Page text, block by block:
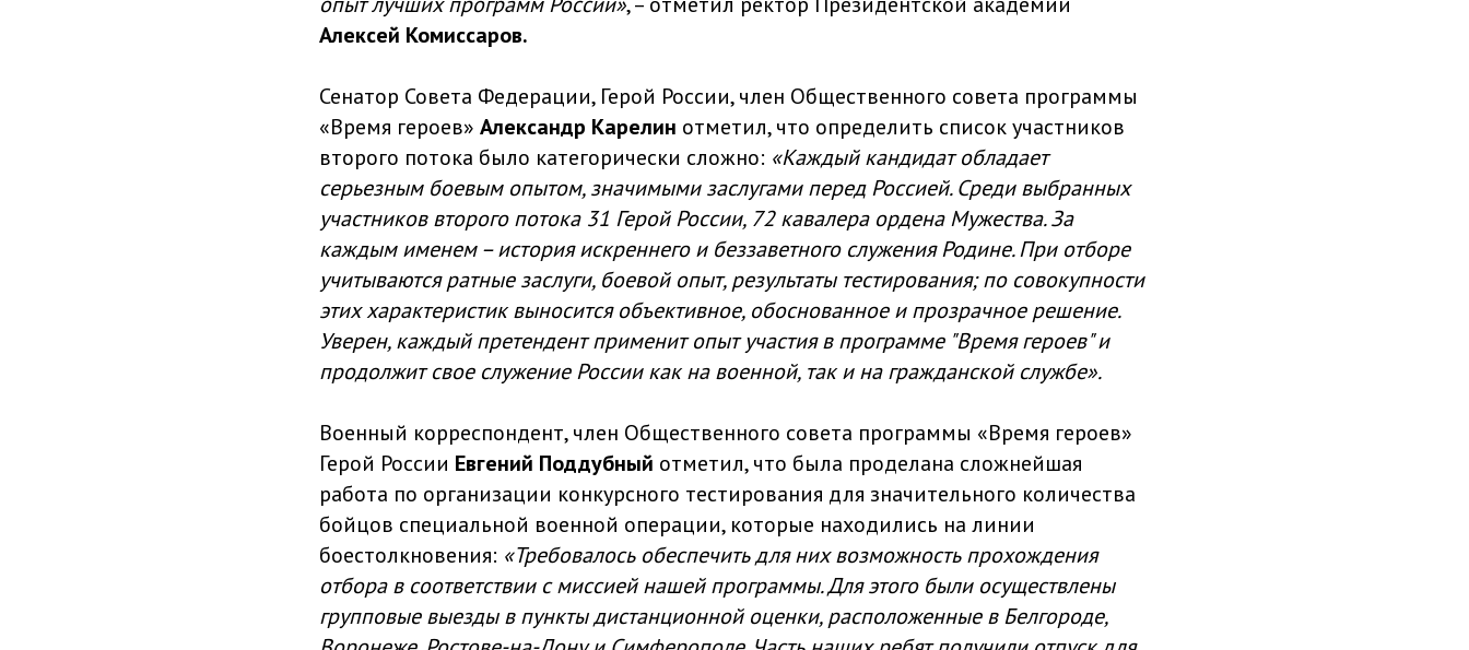
Алексей Комиссаров.
Сенатор Совета Федерации, Герой России, член Общественного совета программы
«Время героев» Александр Карелин отметил, что определить список участников
второго потока было категорически сложно: «Каждый кандидат обладает
серьезным боевым опытом, значимыми заслугами перед Россией. Среди выбранных
участников второго потока 31 Герой России, 72 кавалера ордена Мужества. За
каждым именем – история искреннего и беззаветного служения Родине. При отборе
учитываются ратные заслуги, боевой опыт, результаты тестирования; по совокупности
этих характеристик выносится объективное, обоснованное и прозрачное решение.
Уверен, каждый претендент применит опыт участия в программе "Время героев" и
продолжит свое служение России как на военной, так и на гражданской службе».
Военный корреспондент, член Общественного совета программы «Время героев»
Герой России Евгений Поддубный отметил, что была проделана сложнейшая
работа по организации конкурсного тестирования для значительного количества
бойцов специальной военной операции, которые находились на линии
боестолкновения: «Требовалось обеспечить для них возможность прохождения
отбора в соответствии с миссией нашей программы. Для этого были осуществлены
групповые выезды в пункты дистанционной оценки, расположенные в Белгороде,